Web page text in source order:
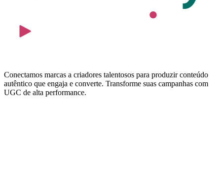
Conectamos marcas a criadores talentosos para produzir conteúdo
autêntico que engaja e converte. Transforme suas campanhas com
UGC de alta performance.